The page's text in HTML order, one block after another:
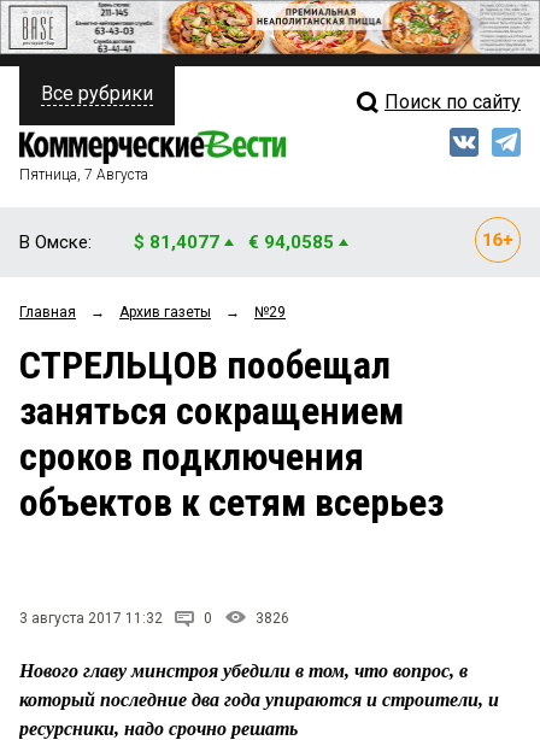
ПОЛИТИКА
ФИНАНСЫ
ОБЩЕСТВО
ЗАКОН
ПРОИСШЕСТВИЯ
Свежий выпуск
Рейтинги
Блоги
Архив
Все рубрики Поиск по сайту
Пятница, 7 Августа
В Омске: $ 81,4077 € 94,0585
Главная → Архив газеты → №29
СТРЕЛЬЦОВ пообещал
заняться сокращением
сроков подключения
объектов к сетям всерьез
3 августа 2017 11:32 0 3826
Нового главу минстроя убедили в том, что вопрос, в
который последние два года упираются и строители, и
ресурсники, надо срочно решать